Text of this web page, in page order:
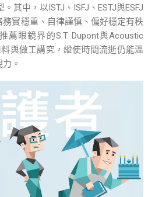
其中，以ISTJ、ISFJ、ESTJ與ESFJ
務實穩重、自律謹慎、偏好穩定有秩
薦眼鏡界的S.T. Dupont與Acoustic
與做工講究，縱使時間流逝仍能溫
。